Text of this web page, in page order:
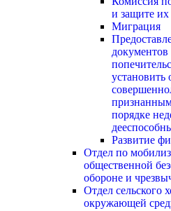
и защите их
Миграция
установить
порядке
Развитие
Отдел по
общественной
оборонe и
Отдел сельского
окружающей